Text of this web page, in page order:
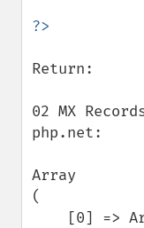
Return:
02 MX
php.net:
Array
(